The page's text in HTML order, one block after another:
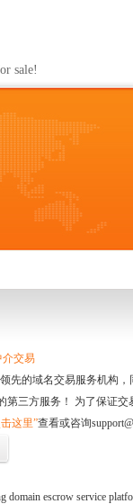
sale!
介交易
先的域名交易服务机构
第三方服务！ 为了保证
这里”查看或咨询
domain escrow service